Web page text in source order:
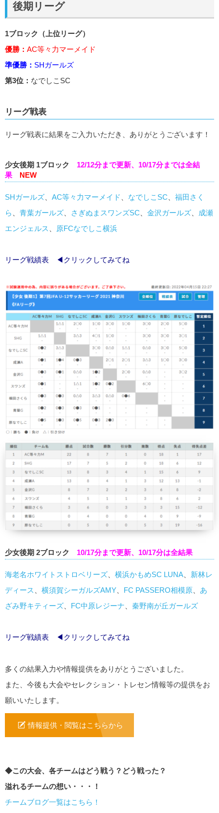
後期リーグ
1ブロック（上位リーグ）
優勝： AC等々力マーメイド
準優勝： SHガールズ
第3位： なでしこSC
リーグ戦表
リーグ戦表に結果をご入力いただき、ありがとうございます！
少女後期 1ブロック 12/12分まで更新、10/17分までは全結
果 NEW
SHガールズ AC等々力マーメイド なでしこSC
福田さく
ら
青葉ガールズ さぎぬまスワンズSC 金沢ガールズ
成瀬
エンジェルス
原FCなでしこ横浜
リーグ戦績表 ◀クリックしてみてね
少女後期 2ブロック 10/17分まで更新、10/17分は全結果
海老名ホワイトストロベリーズ 横浜かもめSC LUNA
新林レ
ディース
横須賀シーガルズAMY FC PASSERO相模原
あ
ざみ野キティーズ
FC中原レジーナ 秦野南が丘ガールズ
リーグ戦績表 ◀クリックしてみてね
多くの結果入力や情報提供をありがとうございました。
また、今後も大会やセレクション・トレセン情報等の提供をお
願いいたします。
情報提供・閲覧はこちらから
◆この大会、各チームはどう戦う？どう戦った？
溢れるチームの想い・・・！
チームブログ一覧はこちら！